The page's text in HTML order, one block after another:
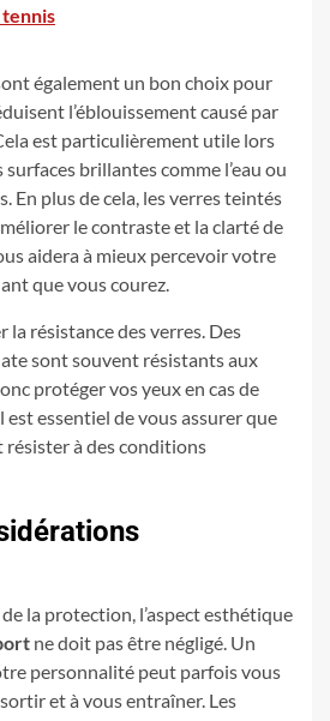
tennis
également un bon choix pour
l’éblouissement causé par
est particulièrement utile lors
brillantes comme l’eau ou
En plus de cela, les verres teintés
le contraste et la clarté de
aidera à mieux percevoir votre
que vous courez.
la résistance des verres. Des
sont souvent résistants aux
protéger vos yeux en cas de
est essentiel de vous assurer que
à des conditions
la protection, l’aspect esthétique
ne doit pas être négligé. Un
personnalité peut parfois vous
et à vous entraîner. Les